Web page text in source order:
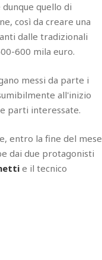
quello di
così da creare una
dalle tradizionali
600 mila euro.
messi da parte i
all'inizio
parti interessate.
entro la fine del mese
dai due protagonisti
e il tecnico